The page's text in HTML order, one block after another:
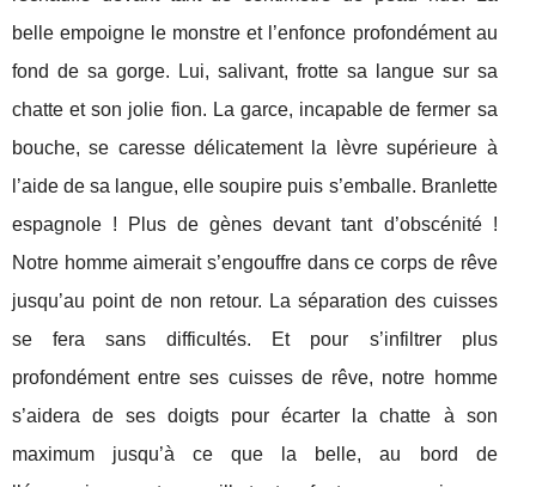
belle empoigne le monstre et l’enfonce profondément au
fond de sa gorge. Lui, salivant, frotte sa langue sur sa
chatte et son jolie fion. La garce, incapable de fermer sa
bouche, se caresse délicatement la lèvre supérieure à
l’aide de sa langue, elle soupire puis s’emballe. Branlette
espagnole ! Plus de gènes devant tant d’obscénité !
Notre homme aimerait s’engouffre dans ce corps de rêve
jusqu’au point de non retour. La séparation des cuisses
se fera sans difficultés. Et pour s’infiltrer plus
profondément entre ses cuisses de rêve, notre homme
s’aidera de ses doigts pour écarter la chatte à son
maximum jusqu’à ce que la belle, au bord de